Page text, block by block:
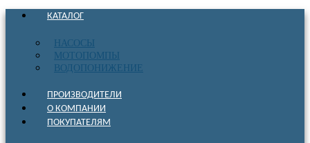
КАТАЛОГ
НАСОСЫ
МОТОПОМПЫ
ВОДОПОНИЖЕНИЕ
ПРОИЗВОДИТЕЛИ
О КОМПАНИИ
ПОКУПАТЕЛЯМ